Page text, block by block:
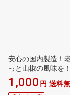
安心の国内製造！
っと山椒の風味を！
1,000 円 送料